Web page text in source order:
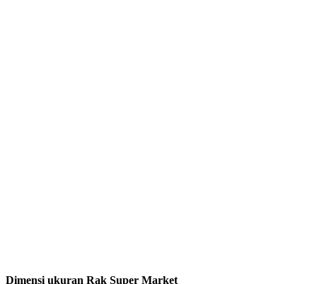
Dimensi ukuran Rak Super Market